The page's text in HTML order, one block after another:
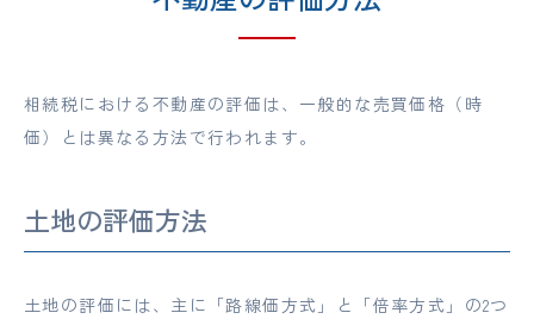
相続税における不動産の評価は、一般的な売買価格（時
価）とは異なる方法で行われます。
土地の評価方法
土地の評価には、主に「路線価方式」と「倍率方式」の2つ